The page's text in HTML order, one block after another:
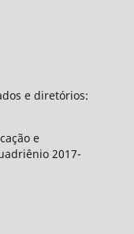
e diretórios:
e
2017-